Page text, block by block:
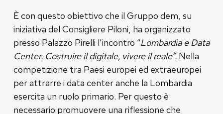
È con questo obiettivo che il Gruppo dem, su
iniziativa del Consigliere Piloni, ha organizzato
presso Palazzo Pirelli l’incontro “Lombardia e Data
Center. Costruire il digitale, vivere il reale”. Nella
competizione tra Paesi europei ed extraeuropei
per attrarre i data center anche la Lombardia
esercita un ruolo primario. Per questo è
necessario promuovere una riflessione che